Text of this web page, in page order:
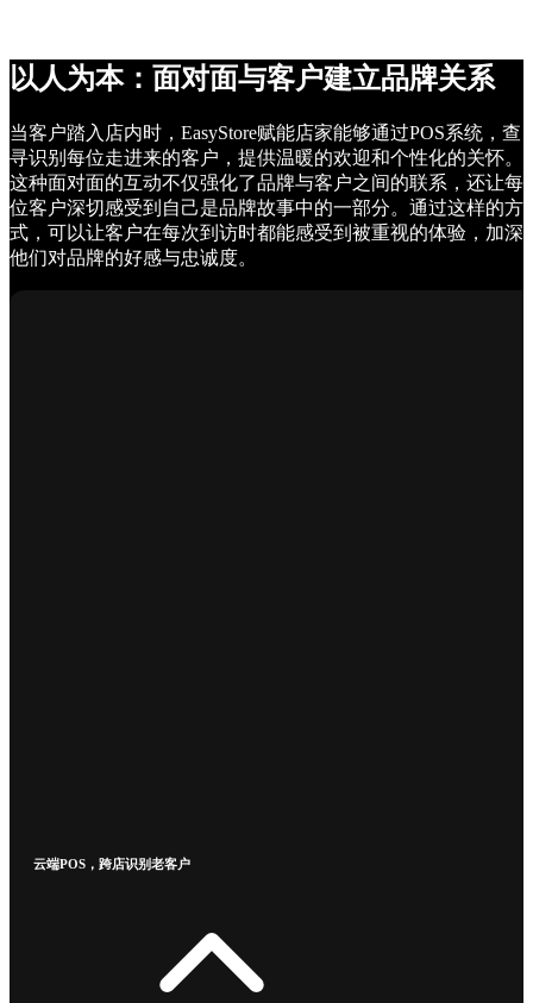
以人为本：面对面与客户建立品牌关系
当客户踏入店内时，EasyStore赋能店家能够通过POS系统，查
寻识别每位走进来的客户，提供温暖的欢迎和个性化的关怀。
这种面对面的互动不仅强化了品牌与客户之间的联系，还让每
位客户深切感受到自己是品牌故事中的一部分。通过这样的方
式，可以让客户在每次到访时都能感受到被重视的体验，加深
他们对品牌的好感与忠诚度。
云端POS，跨店识别老客户